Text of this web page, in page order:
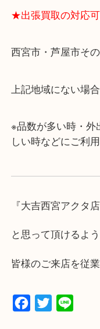
・飲食店、有名
ます。
み下さい。
・近隣にコイン
にも便利です。
・急な出費に対
西宮市・芦屋市
上記地域にない場